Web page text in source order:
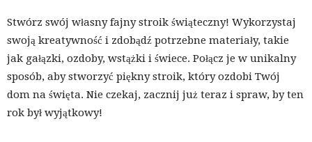
Stwórz swój własny fajny stroik świąteczny! Wykorzystaj
swoją kreatywność i zdobądź potrzebne materiały, takie
jak gałązki, ozdoby, wstążki i świece. Połącz je w unikalny
sposób, aby stworzyć piękny stroik, który ozdobi Twój
dom na święta. Nie czekaj, zacznij już teraz i spraw, by ten
rok był wyjątkowy!